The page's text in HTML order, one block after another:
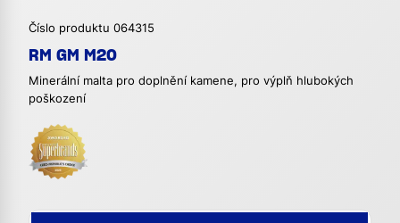
Číslo produktu 064315
RM GM M20
Minerální malta pro doplnění kamene, pro výplň hlubokých
poškození